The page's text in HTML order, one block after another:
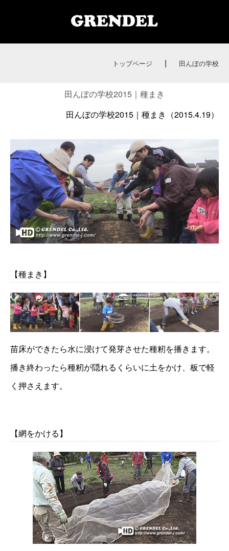
トップページ | 田んぼの学校
田んぼの学校2015｜種まき
田んぼの学校2015｜種まき（2015.4.19）
【種まき】
苗床ができたら水に浸けて発芽させた種籾を播きます。
播き終わったら種籾が隠れるくらいに土をかけ、板で軽
く押さえます。
【網をかける】